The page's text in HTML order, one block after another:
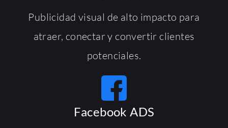
Publicidad visual de alto impacto para
atraer, conectar y convertir clientes
potenciales.
Facebook ADS